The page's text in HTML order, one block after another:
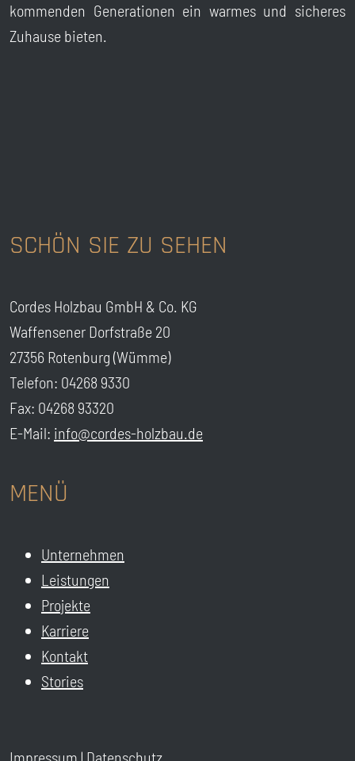
kommenden Generationen ein warmes und sicheres
Zuhause bieten.
SCHÖN SIE ZU SEHEN
Cordes Holzbau GmbH & Co. KG
Waffensener Dorfstraße 20
27356 Rotenburg (Wümme)
Telefon: 04268 9330
Fax: 04268 93320
E-Mail: info@cordes-holzbau.de
MENÜ
Unternehmen
Leistungen
Projekte
Karriere
Kontakt
Stories
Impressum | Datenschutz